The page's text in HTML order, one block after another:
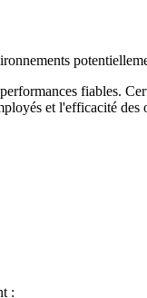
fiables.
et l'efficacité des
: